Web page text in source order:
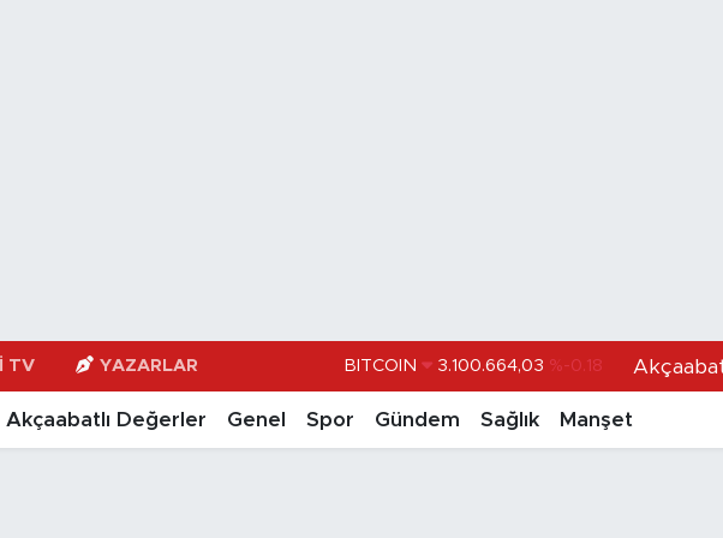
TV YAZARLAR DOLAR 47,7436 %0.18
EURO 55,2510 %0.32
STERLİN 64,4811 %0.38
Akçaabatlı Değerler Genel Spor Gündem Sağlık Manşet